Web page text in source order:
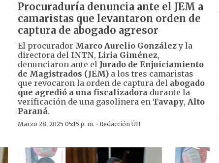
Procuraduría denuncia ante el JEM a
camaristas que levantaron orden de
captura de abogado agresor
El procurador Marco Aurelio Gonzálezy la
directora del INTN, Liria Giménez,
denunciaron ante el Jurado de Enjuiciamiento
de Magistrados (JEM) a los tres camaristas
que revocaron la orden de captura del abogado
que agredió a una fiscalizadora durante la
verificación de una gasolinera en Tavapy,Alto
Paraná.
Marzo 28, 2025 05:15 p. m. ·Redacción ÚH